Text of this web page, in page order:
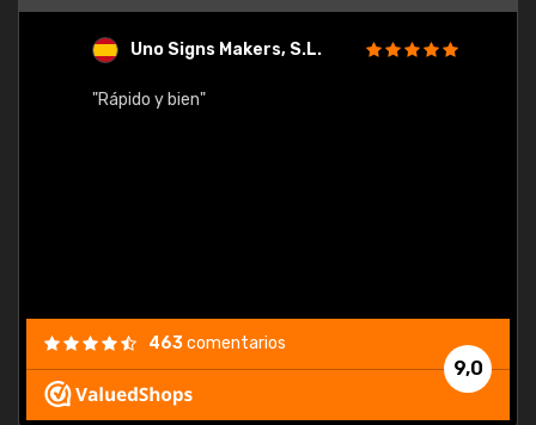
Uno Signs Makers, S.L.
"Rápido y bien"
9,0
463comentarios